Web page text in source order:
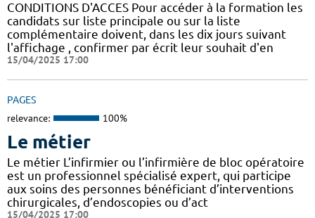
CONDITIONS D'ACCES Pour accéder à la formation les
candidats sur liste principale ou sur la liste
complémentaire doivent, dans les dix jours suivant
l'affichage , confirmer par écrit leur souhait d'en
15/04/2025 17:00
PAGES
relevance: 100%
Le métier
Le métier L’infirmier ou l’infirmière de bloc opératoire
est un professionnel spécialisé expert, qui participe
aux soins des personnes bénéficiant d’interventions
chirurgicales, d’endoscopies ou d’act
15/04/2025 17:00